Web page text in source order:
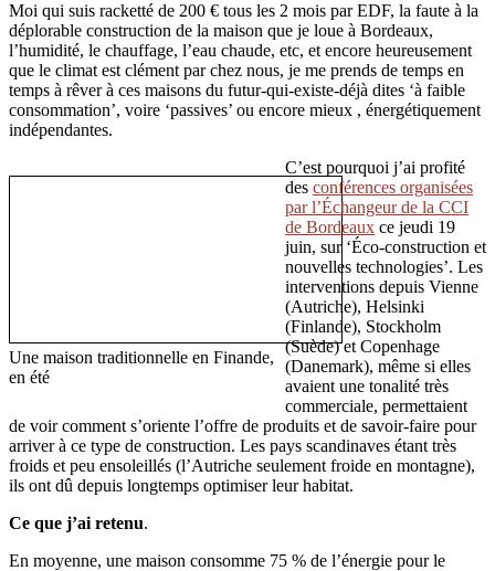
Moi qui suis racketté de 200 € tous les 2 mois par EDF, la faute à la
déplorable construction de la maison que je loue à Bordeaux,
l’humidité, le chauffage, l’eau chaude, etc, et encore heureusement
que le climat est clément par chez nous, je me prends de temps en
temps à rêver à ces maisons du futur-qui-existe-déjà dites ‘à faible
consommation’, voire ‘passives’ ou encore mieux , énergétiquement
indépendantes.
Une maison traditionnelle en Finande,
en été
C’est pourquoi j’ai profité
des conférences organisées
par l’Échangeur de la CCI
de Bordeaux ce jeudi 19
juin, sur ‘Éco-construction et
nouvelles technologies’. Les
interventions depuis Vienne
(Autriche), Helsinki
(Finlande), Stockholm
(Suède) et Copenhage
(Danemark), même si elles
avaient une tonalité très
commerciale, permettaient
de voir comment s’oriente l’offre de produits et de savoir-faire pour
arriver à ce type de construction. Les pays scandinaves étant très
froids et peu ensoleillés (l’Autriche seulement froide en montagne),
ils ont dû depuis longtemps optimiser leur habitat.
Ce que j’ai retenu.
En moyenne, une maison consomme 75 % de l’énergie pour le